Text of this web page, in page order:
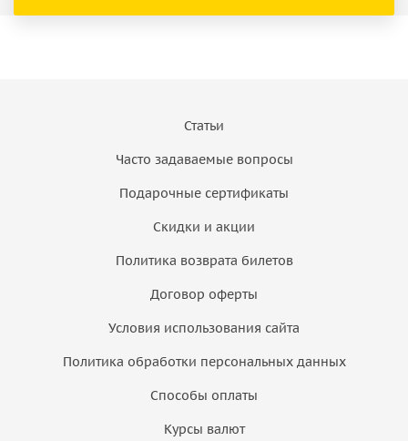
Статьи
Часто задаваемые вопросы
Подарочные сертификаты
Скидки и акции
Политика возврата билетов
Договор оферты
Условия использования сайта
Политика обработки персональных данных
Способы оплаты
Курсы валют